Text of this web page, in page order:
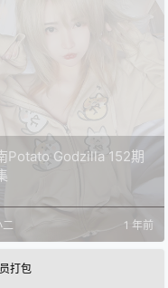
Potato Godzilla 152期
二 1 年前
打包